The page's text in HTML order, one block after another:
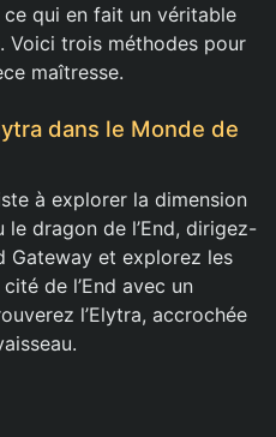
qui en fait un véritable
Voici trois méthodes pour
maîtresse.
dans le Monde de
à explorer la dimension
le dragon de l’End, dirigez-
Gateway et explorez les
de l’End avec un
l’Elytra, accrochée